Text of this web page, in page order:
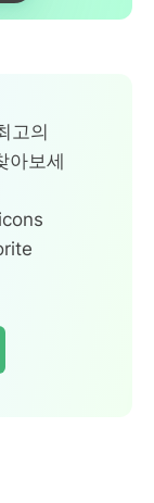
고의
아보세
icons